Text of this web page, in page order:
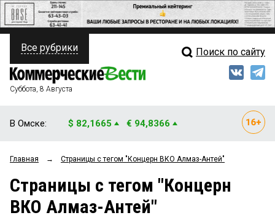
ПОЛИТИКА
ФИНАНСЫ
ОБЩЕСТВО
ЗАКОН
Свежий выпуск
Мнения
Рейтинги
Все рубрики Поиск по сайту
Суббота, 8 Августа
В Омске: $ 82,1665 € 94,8366
Главная → Страницы c тегом "Концерн ВКО Алмаз-Антей"
Страницы c тегом "Концерн
ВКО Алмаз-Антей"